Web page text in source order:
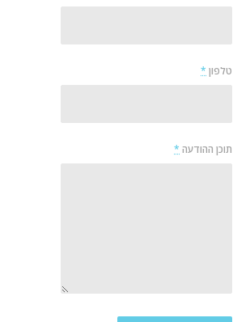
טלפון *
תוכן ההודעה *